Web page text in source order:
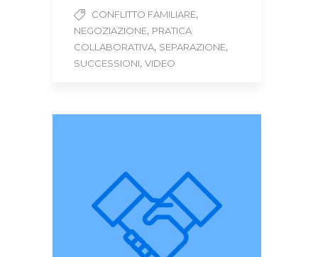
CONFLITTO FAMILIARE,
NEGOZIAZIONE, PRATICA
COLLABORATIVA, SEPARAZIONE,
SUCCESSIONI, VIDEO